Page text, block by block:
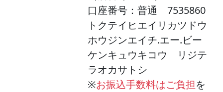
口座番号：普通 7535860
トクテイヒエイリカツドウ
ホウジンエイチ.エー.ビー
ケンキュウキコウ リジテ
ラオカサトシ
※お振込手数料はご負担を